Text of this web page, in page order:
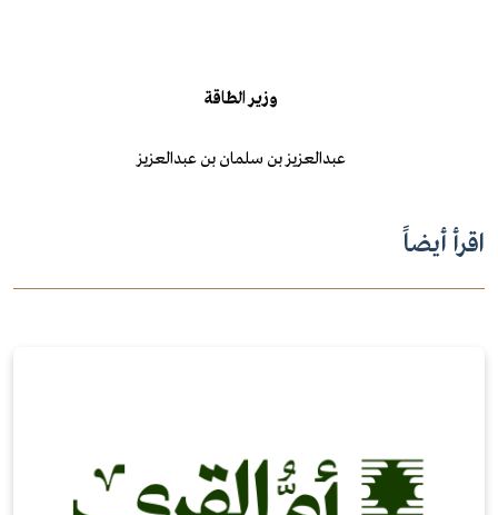
وزير الطاقة
عبدالعزيز بن سلمان بن عبدالعزيز
اقرأ أيضاً